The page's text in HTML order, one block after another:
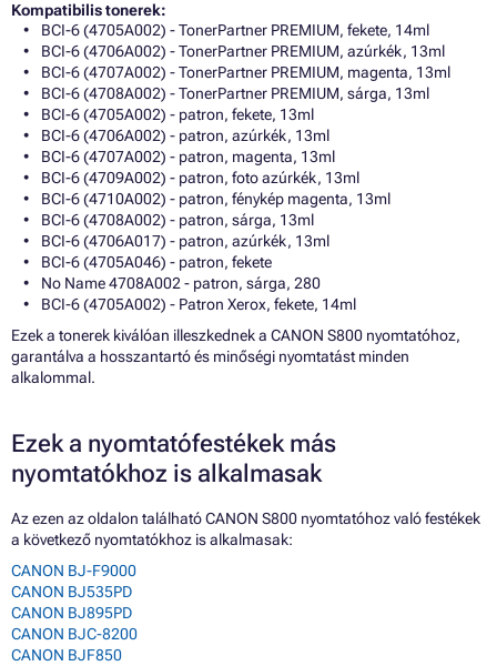
Kompatibilis tonerek:
BCI-6 (4705A002) - TonerPartner PREMIUM, fekete, 14ml
BCI-6 (4706A002) - TonerPartner PREMIUM, azúrkék, 13ml
BCI-6 (4707A002) - TonerPartner PREMIUM, magenta, 13ml
BCI-6 (4708A002) - TonerPartner PREMIUM, sárga, 13ml
BCI-6 (4705A002) - patron, fekete, 13ml
BCI-6 (4706A002) - patron, azúrkék, 13ml
BCI-6 (4707A002) - patron, magenta, 13ml
BCI-6 (4709A002) - patron, foto azúrkék, 13ml
BCI-6 (4710A002) - patron, fénykép magenta, 13ml
BCI-6 (4708A002) - patron, sárga, 13ml
BCI-6 (4706A017) - patron, azúrkék, 13ml
BCI-6 (4705A046) - patron, fekete
No Name 4708A002 - patron, sárga, 280
BCI-6 (4705A002) - Patron Xerox, fekete, 14ml
Ezek a tonerek kiválóan illeszkednek a CANON S800 nyomtatóhoz,
garantálva a hosszantartó és minőségi nyomtatást minden
alkalommal.
Ezek a nyomtatófestékek más
nyomtatókhoz is alkalmasak
Az ezen az oldalon található CANON S800 nyomtatóhoz való festékek
a következő nyomtatókhoz is alkalmasak:
CANON BJ-F9000
CANON BJ535PD
CANON BJ895PD
CANON BJC-8200
CANON BJF850